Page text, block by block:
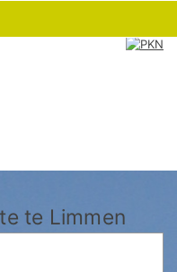
te Limmen